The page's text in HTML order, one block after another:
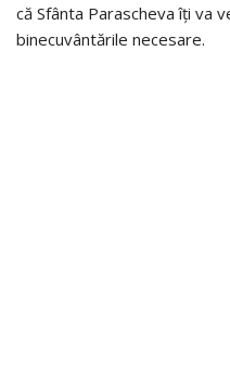
că Sfânta Parascheva îți va
binecuvântările necesare.